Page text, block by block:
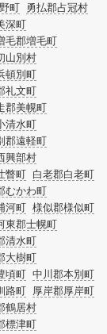
町 勇払郡占冠村
深町
毛郡増毛町
山別村
頓別町
礼文町
郡美幌町
清水町
郡遠軽町
興部村
瞥町 白老郡白老町
むかわ町
河町 様似郡様似町
東郡士幌町
清水町
大樹町
頃町 中川郡本別町
路町 厚岸郡厚岸町
鶴居村
標津町